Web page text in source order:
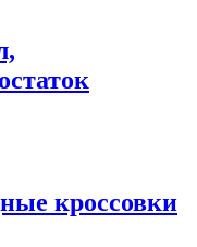
кроссовки